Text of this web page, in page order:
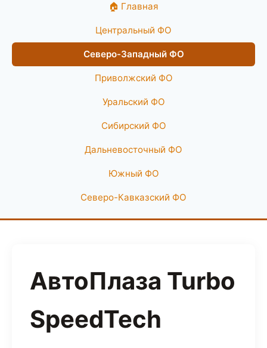
🏠 Главная
Центральный ФО
Северо-Западный ФО
Приволжский ФО
Уральский ФО
Сибирский ФО
Дальневосточный ФО
Южный ФО
Северо-Кавказский ФО
АвтоПлаза Turbo
SpeedTech